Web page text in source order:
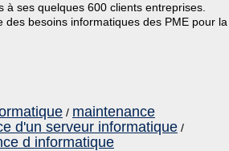
ses quelques 600 clients entreprises.
besoins informatiques des PME pour la
/ maintenance
d'un serveur informatique /
d informatique